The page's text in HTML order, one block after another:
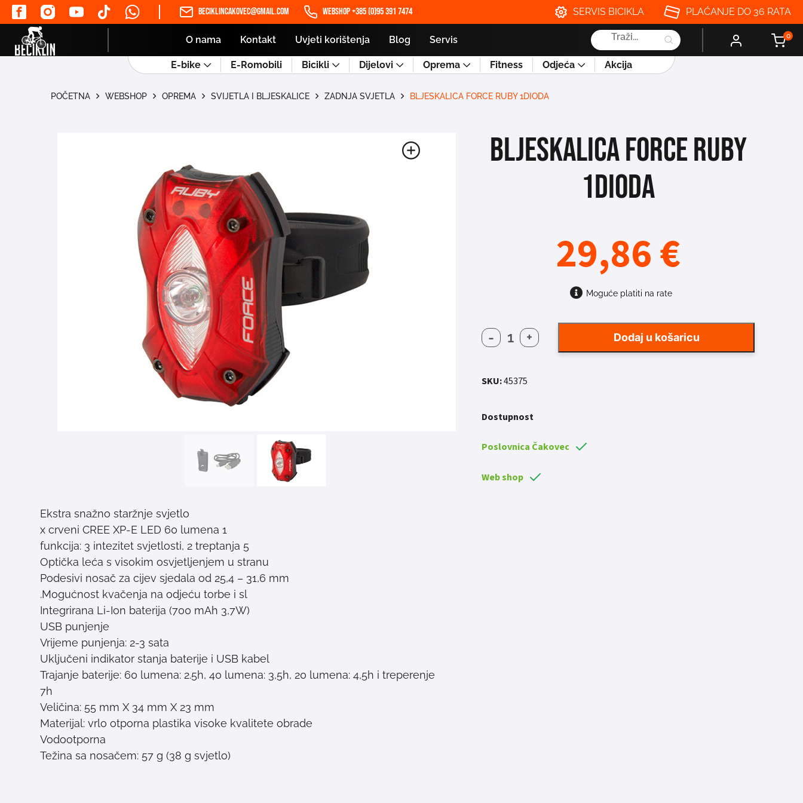
beciklincakovec@gmail.com WEBSHOP +385 (0)95 391 7474 SERVIS BICIKLA PLAĆANJE DO 36 RATA
O nama Kontakt Uvjeti korištenja Blog Servis
Products
search
0
E-bike E-Romobili Bicikli Dijelovi Oprema Fitness Odjeća Akcija
POČETNA WEBSHOP OPREMA SVIJETLA I BLJESKALICE ZADNJA SVJETLA BLJESKALICA FORCE RUBY 1DIODA
Ekstra snažno staržnje svjetlo
1 x crveni CREE XP-E LED 60 lumena
5 funkcija: 3 intezitet svjetlosti, 2 treptanja
Optička leća s visokim osvjetljenjem u stranu
Podesivi nosač za cijev sjedala od 25,4 – 31,6 mm
Mogućnost kvačenja na odjeću torbe i sl.
Integrirana Li-Ion baterija (700 mAh 3,7W)
USB punjenje
Vrijeme punjenja: 2-3 sata
Uključeni indikator stanja baterije i USB kabel
Trajanje baterije: 60 lumena: 2.5h, 40 lumena: 3,5h, 20 lumena: 4,5h i treperenje
7h
Veličina: 55 mm X 34 mm X 23 mm
Materijal: vrlo otporna plastika visoke kvalitete obrade
Vodootporna
Težina sa nosačem: 57 g (38 g svjetlo)
BLJESKALICA FORCE RUBY
1DIODA
29,86€
Moguće platiti na rate
-
BLJESKALICA
FORCE
1DIODA
+ Dodaj u košaricu
SKU:45375
Dostupnost
Poslovnica Čakovec
Web shop